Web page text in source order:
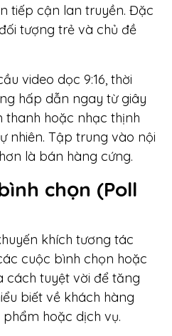
tiếp cận lan truyền. Đặc
tượng trẻ và chủ đề
video dọc 9:16, thời
hấp dẫn ngay từ giây
thanh hoặc nhạc thịnh
nhiên. Tập trung vào nội
là bán hàng cứng.
chọn (Poll
khích tương tác
cuộc bình chọn hoặc
cách tuyệt vời để tăng
biết về khách hàng
hoặc dịch vụ.